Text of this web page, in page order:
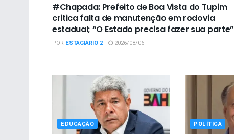
#Chapada: Prefeito de Boa Vista do Tupim
critica falta de manutenção em rodovia
estadual; “O Estado precisa fazer sua parte”
POR ESTAGIÁRIO 2 2026/08/06
EDUCAÇÃO POLÍTICA